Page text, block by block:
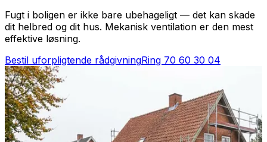
Fugt i boligen er ikke bare ubehageligt — det kan skade
dit helbred og dit hus. Mekanisk ventilation er den mest
effektive løsning.
Bestil uforpligtende rådgivningRing 70 60 30 04